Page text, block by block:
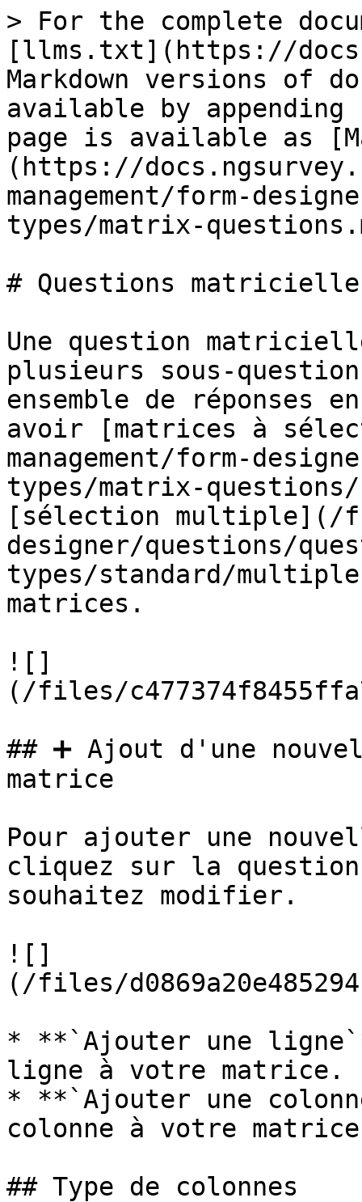
> For the complete
[llms.txt](https://
Markdown versions of
available by
page is available as
(https://
management/form-
types/matrix-
# Questions
Une question
plusieurs sous-
ensemble de réponses
avoir [matrices à
management/form-
types/matrix-
[sélection multiple](/fr/
designer/questions/
types/standard/
matrices.
![]
(/files/
## ➕ Ajout d'une
matrice
Pour ajouter une
cliquez sur la
souhaitez modifier.
![]
(/files/
* **`Ajouter une
ligne à votre matrice.
* **`Ajouter une
colonne à votre
## Type de colonnes